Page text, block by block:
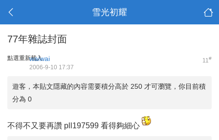
雪光初耀
77年雜誌封面
點選重新載入 11#
waiwai
2006-9-10 17:37
遊客，本貼文隱藏的內容需要積分高於 250 才可瀏覽，你目前積
分為 0
不得不又要再讚 pll197599 看得夠細心